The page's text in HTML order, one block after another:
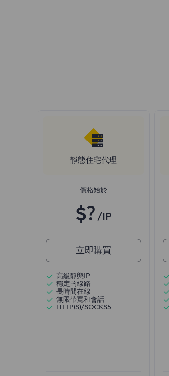
靜態住宅代理
價格始於
$? /IP
立即購買
高級靜態IP
穩定的線路
長時間在線
無限帶寬和會話
HTTP(S)/SOCKS5